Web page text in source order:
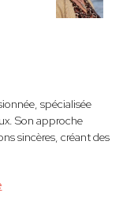
spécialisée
Son approche
sincères, créant des